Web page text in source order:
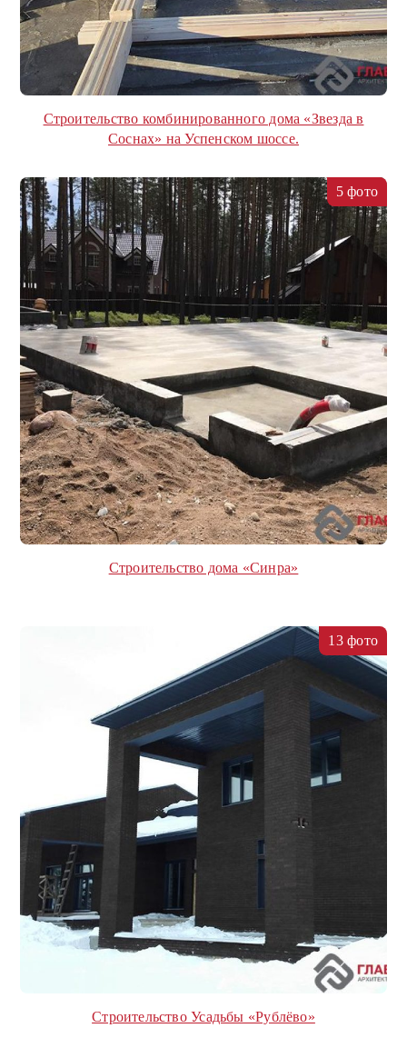
Строительство комбинированного дома «Звезда в
Соснах» на Успенском шоссе.
5 фото
Строительство дома «Синра»
13 фото
Строительство Усадьбы «Рублёво»